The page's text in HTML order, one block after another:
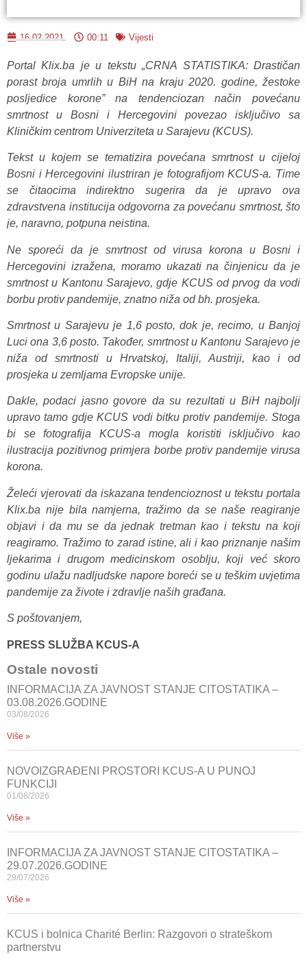
16.02.2021. 00:11 Vijesti
Portal Klix.ba je u tekstu „CRNA STATISTIKA: Drastičan
porast broja umrlih u BiH na kraju 2020. godine, žestoke
posljedice korone” na tendenciozan način povećanu
smrtnost u Bosni i Hercegovini povezao isključivo sa
Kliničkim centrom Univerziteta u Sarajevu (KCUS).
Tekst u kojem se tematizira povećana smrtnost u cijeloj
Bosni i Hercegovini ilustriran je fotografijom KCUS-a. Time
se čitaocima indirektno sugerira da je upravo ova
zdravstvena institucija odgovorna za povećanu smrtnost, što
je, naravno, potpuna neistina.
Ne sporeći da je smrtnost od virusa korona u Bosni i
Hercegovini izražena, moramo ukazati na činjenicu da je
smrtnost u Kantonu Sarajevo, gdje KCUS od prvog da vodi
borbu protiv pandemije, znatno niža od bh. prosjeka.
Smrtnost u Sarajevu je 1,6 posto, dok je, recimo, u Banjoj
Luci ona 3,6 posto. Također, smrtnost u Kantonu Sarajevo je
niža od smrtnosti u Hrvatskoj, Italiji, Austriji, kao i od
prosjeka u zemljama Evropske unije.
Dakle, podaci jasno govore da su rezultati u BiH najbolji
upravo tamo gdje KCUS vodi bitku protiv pandemije. Stoga
bi se fotografija KCUS-a mogla koristiti isključivo kao
ilustracija pozitivnog primjera borbe protiv pandemije virusa
korona.
Želeći vjerovati da iskazana tendencioznost u tekstu portala
Klix.ba nije bila namjerna, tražimo da se naše reagiranje
objavi i da mu se da jednak tretman kao i tekstu na koji
reagiramo. Tražimo to zarad istine, ali i kao priznanje našim
ljekarima i drugom medicinskom osoblju, koji već skoro
godinu ulažu nadljudske napore boreći se u teškim uvjetima
pandemije za živote i zdravlje naših građana.
S poštovanjem,
PRESS SLUŽBA KCUS-A
Ostale novosti
INFORMACIJA ZA JAVNOST STANJE CITOSTATIKA –
03.08.2026.GODINE
03/08/2026
Više »
NOVOIZGRAĐENI PROSTORI KCUS-A U PUNOJ
FUNKCIJI
01/08/2026
Više »
INFORMACIJA ZA JAVNOST STANJE CITOSTATIKA –
29.07.2026.GODINE
29/07/2026
Više »
KCUS i bolnica Charité Berlin: Razgovori o strateškom
partnerstvu